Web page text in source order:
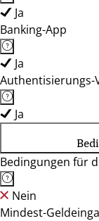
Ja
Banking-App
Ja
Authentisierungs-
Ja
Bedingungen für
Nein
Mindest-